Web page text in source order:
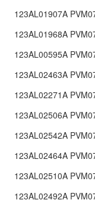
123AL01907A
123AL01968A
123AL00595A
123AL02463A
123AL02271A
123AL02506A
123AL02542A
123AL02464A
123AL02510A
123AL02492A